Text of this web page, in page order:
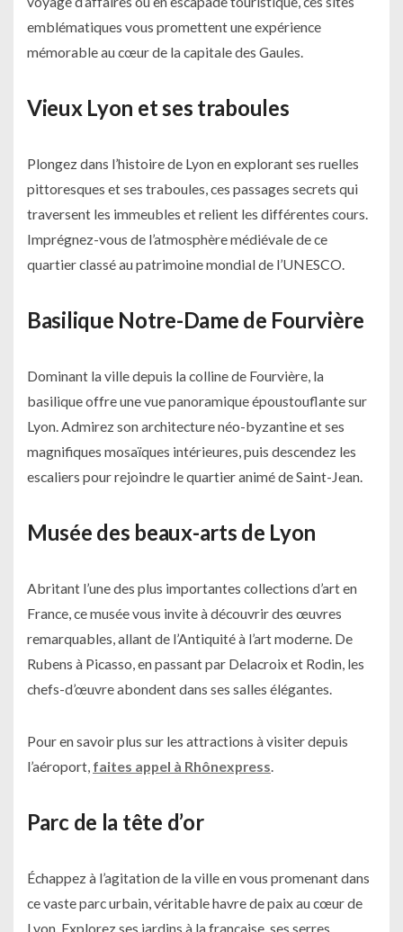
emblématiques vous promettent une expérience
mémorable au cœur de la capitale des Gaules.
Vieux Lyon et ses traboules
Plongez dans l’histoire de Lyon en explorant ses ruelles
pittoresques et ses traboules, ces passages secrets qui
traversent les immeubles et relient les différentes cours.
Imprégnez-vous de l’atmosphère médiévale de ce
quartier classé au patrimoine mondial de l’UNESCO.
Basilique Notre-Dame de Fourvière
Dominant la ville depuis la colline de Fourvière, la
basilique offre une vue panoramique époustouflante sur
Lyon. Admirez son architecture néo-byzantine et ses
magnifiques mosaïques intérieures, puis descendez les
escaliers pour rejoindre le quartier animé de Saint-Jean.
Musée des beaux-arts de Lyon
Abritant l’une des plus importantes collections d’art en
France, ce musée vous invite à découvrir des œuvres
remarquables, allant de l’Antiquité à l’art moderne. De
Rubens à Picasso, en passant par Delacroix et Rodin, les
chefs-d’œuvre abondent dans ses salles élégantes.
Pour en savoir plus sur les attractions à visiter depuis
l’aéroport, faites appel à Rhônexpress
Parc de la tête d’or
Échappez à l’agitation de la ville en vous promenant dans
ce vaste parc urbain, véritable havre de paix au cœur de
Lyon. Explorez ses jardins à la française, ses serres